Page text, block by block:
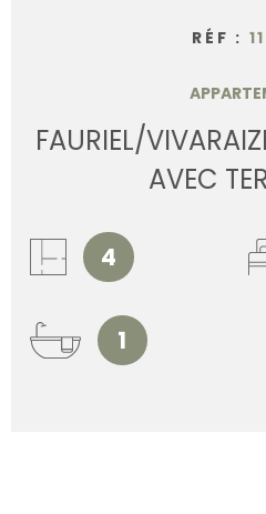
RÉF :
FAURIEL/
AVEC
4
1